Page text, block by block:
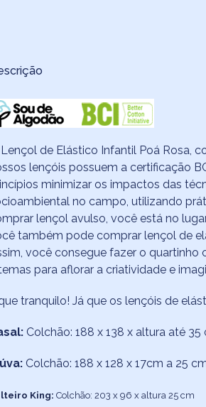
de Elástico Infantil Poá Rosa,
lençóis possuem a certificação
minimizar os impactos das
no campo, utilizando
lençol avulso, você está no
também pode comprar lençol de
você consegue fazer o quartinho
para aflorar a criatividade e
tranquilo! Já que os lençóis de
Colchão: 188 x 138 x altura até 35
Colchão: 188 x 128 x 17cm a 25
King: Colchão: 203 x 96 x altura 25 cm